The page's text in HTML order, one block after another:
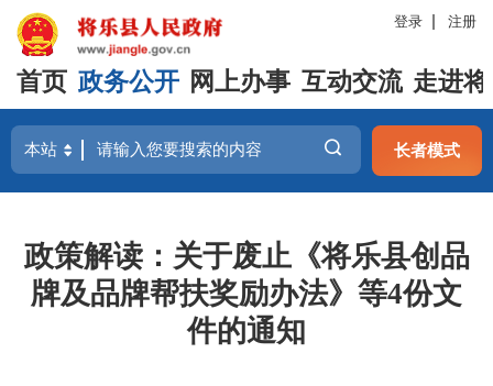
登录 注册
首页 政务公开 网上办事 互动交流 走进
长者模式
政策解读：关于废止《将乐县创品
牌及品牌帮扶奖励办法》等4份文
件的通知